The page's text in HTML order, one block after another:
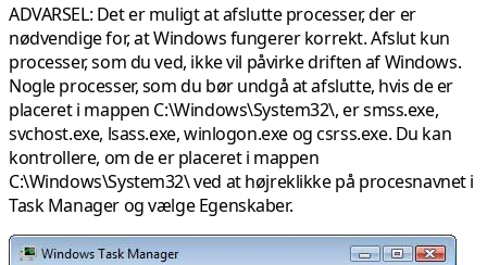
ADVARSEL: Det er muligt at afslutte processer, der er
nødvendige for, at Windows fungerer korrekt. Afslut kun
processer, som du ved, ikke vil påvirke driften af Windows.
Nogle processer, som du bør undgå at afslutte, hvis de er
placeret i mappen C:\Windows\System32\, ersmss.exe,
svchost.exe, lsass.exe,winlogon.exeogcsrss.exe. Du kan
kontrollere, om de er placeret i mappen
C:\Windows\System32\ ved at højreklikke på procesnavnet i
Task Manager og vælge Egenskaber.